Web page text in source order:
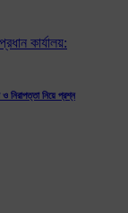
ও নিরাপত্তা নিয়ে প্রশ্ন